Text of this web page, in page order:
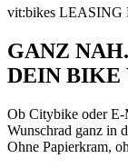
vit:bikes
GANZ
DEIN BIKE
Ob Citybike oder
Wunschrad ganz in
Ohne Papierkram,